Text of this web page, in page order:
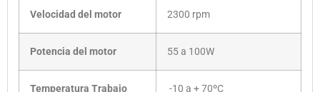
Velocidad del motor 2300 rpm
Potencia del motor 55 a 100W
Temperatura Trabajo -10 a + 70ºC